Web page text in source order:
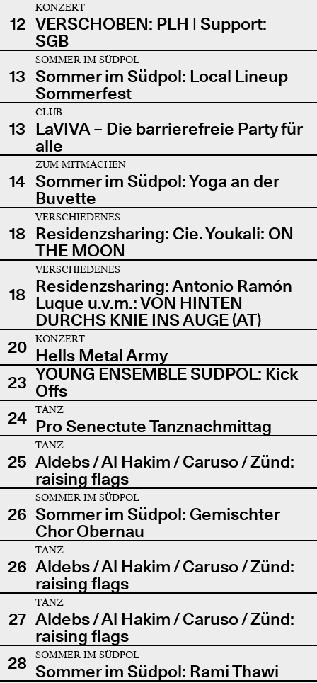
12
KONZERT
VERSCHOBEN: PLH | Support:
SGB
13
SOMMER IM SÜDPOL
Sommer im Südpol: Local Lineup
Sommerfest
13
CLUB
LaVIVA – Die barrierefreie Party für
alle
14
ZUM MITMACHEN
Sommer im Südpol: Yoga an der
Buvette
18
VERSCHIEDENES
Residenzsharing: Cie. Youkali: ON
THE MOON
18
VERSCHIEDENES
Residenzsharing: Antonio Ramón
Luque u.v.m.: VON HINTEN
DURCHS KNIE INS AUGE (AT)
20
KONZERT
Hells Metal Army
23 YOUNG ENSEMBLE SÜDPOL: Kick
Offs
24
TANZ
Pro Senectute Tanznachmittag
25
TANZ
Aldebs / Al Hakim / Caruso / Zünd:
raising flags
26
SOMMER IM SÜDPOL
Sommer im Südpol: Gemischter
Chor Obernau
26
TANZ
Aldebs / Al Hakim / Caruso / Zünd:
raising flags
27
TANZ
Aldebs / Al Hakim / Caruso / Zünd:
raising flags
28
SOMMER IM SÜDPOL
Sommer im Südpol: Rami Thawi